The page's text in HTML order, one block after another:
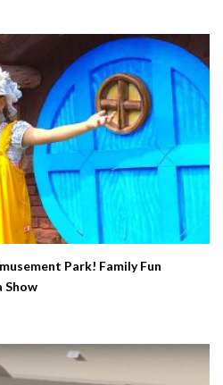
Park! Family Fun
Show